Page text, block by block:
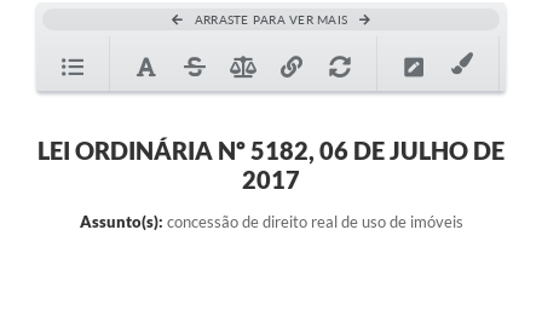
ARRASTE PARA VER MAIS
LEI ORDINÁRIA Nº 5182, 06 DE JULHO DE
2017
Assunto(s): concessão de direito real de uso de imóveis